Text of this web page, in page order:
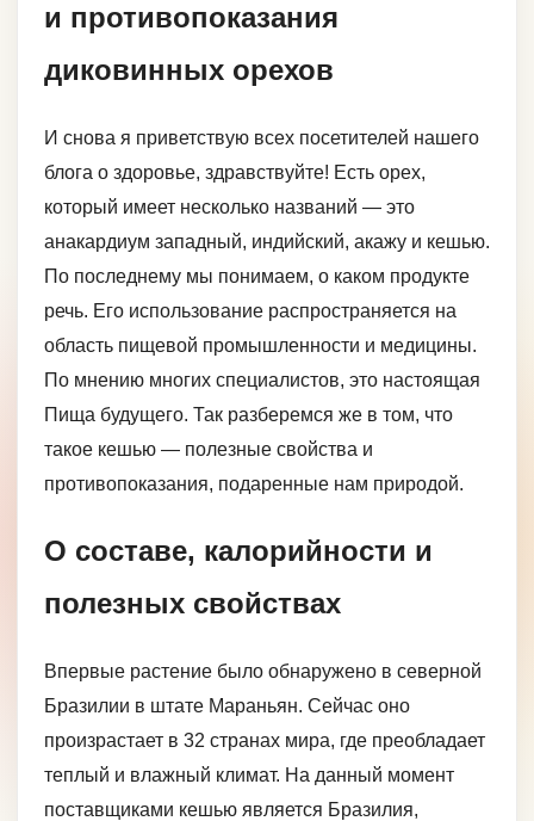
и противопоказания
диковинных орехов
И снова я приветствую всех посетителей нашего
блога о здоровье, здравствуйте! Есть орех,
который имеет несколько названий — это
анакардиум западный, индийский, акажу и кешью.
По последнему мы понимаем, о каком продукте
речь. Его использование распространяется на
область пищевой промышленности и медицины.
По мнению многих специалистов, это настоящая
Пища будущего. Так разберемся же в том, что
такое кешью — полезные свойства и
противопоказания, подаренные нам природой.
О составе, калорийности и
полезных свойствах
Впервые растение было обнаружено в северной
Бразилии в штате Мараньян. Сейчас оно
произрастает в 32 странах мира, где преобладает
теплый и влажный климат. На данный момент
поставщиками кешью является Бразилия,